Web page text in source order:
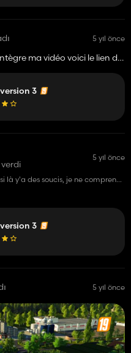
5 yıl önce
ma vidéo voici le lien de
3
5 yıl önce
3
5 yıl önce